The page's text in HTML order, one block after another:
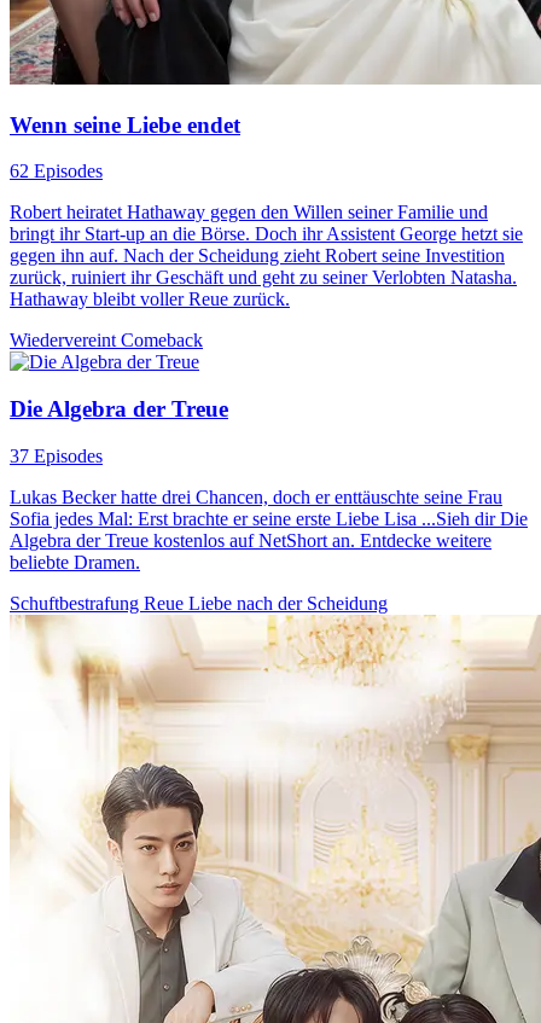
Wenn seine Liebe endet
62 Episodes
Robert heiratet Hathaway gegen den Willen seiner Familie und
bringt ihr Start-up an die Börse. Doch ihr Assistent George hetzt sie
gegen ihn auf. Nach der Scheidung zieht Robert seine Investition
zurück, ruiniert ihr Geschäft und geht zu seiner Verlobten Natasha.
Hathaway bleibt voller Reue zurück.
Wiedervereint Comeback
Die Algebra der Treue
37 Episodes
Lukas Becker hatte drei Chancen, doch er enttäuschte seine Frau
Sofia jedes Mal: Erst brachte er seine erste Liebe Lisa ...Sieh dir Die
Algebra der Treue kostenlos auf NetShort an. Entdecke weitere
beliebte Dramen.
Schuftbestrafung Reue Liebe nach der Scheidung